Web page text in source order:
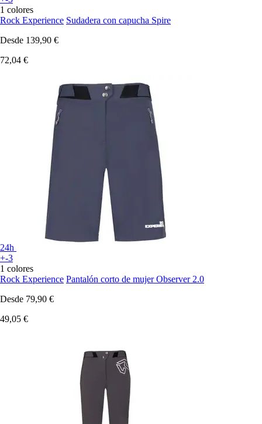
1 colores
Rock Experience Sudadera con capucha Spire
Desde 139,90 €
72,04 €
24h
+-3
1 colores
Rock Experience Pantalón corto de mujer Observer 2.0
Desde 79,90 €
49,05 €